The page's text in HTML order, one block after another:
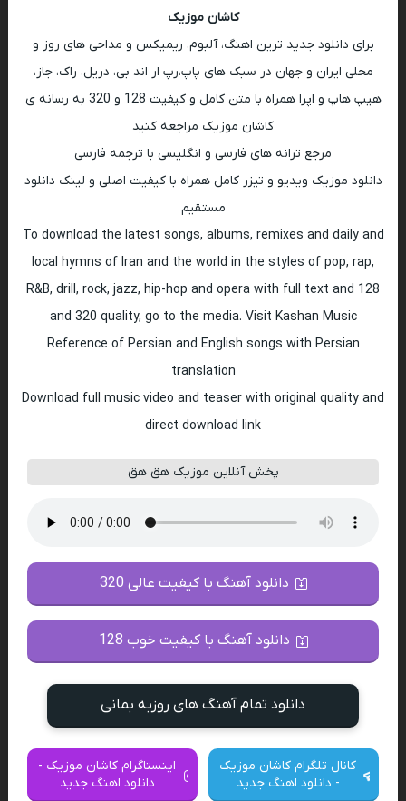
کاشان موزیک
برای دانلود جدید ترین اهنگ، آلبوم، ریمیکس و مداحی های روز و
محلی ایران و جهان در سبک های پاپ،رپ ار اند بی، دریل، راک، جاز،
هیپ هاپ و اپرا همراه با متن کامل و کیفیت 128 و 320 به رسانه ی
کاشان موزیک مراجعه کنید
مرجع ترانه های فارسی و انگلیسی با ترجمه فارسی
دانلود موزیک ویدیو و تیزر کامل همراه با کیفیت اصلی و لینک دانلود
مستقیم
To download the latest songs, albums, remixes and daily and
local hymns of Iran and the world in the styles of pop, rap,
R&B, drill, rock, jazz, hip-hop and opera with full text and 128
and 320 quality, go to the media. Visit Kashan Music
Reference of Persian and English songs with Persian
translation
Download full music video and teaser with original quality and
direct download link
پخش آنلاین موزیک هق هق
دانلود آهنگ با کیفیت عالی 320
دانلود آهنگ با کیفیت خوب 128
دانلود تمام آهنگ های روزبه بمانی
کانال تلگرام کاشان موزیک
- دانلود اهنگ جدید
اینستاگرام کاشان موزیک -
دانلود اهنگ جدید